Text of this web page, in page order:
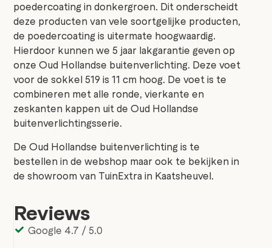
poedercoating in donkergroen. Dit onderscheidt
deze producten van vele soortgelijke producten,
de poedercoating is uitermate hoogwaardig.
Hierdoor kunnen we 5 jaar lakgarantie geven op
onze Oud Hollandse buitenverlichting. Deze voet
voor de sokkel 519 is 11 cm hoog. De voet is te
combineren met alle ronde, vierkante en
zeskanten kappen uit de Oud Hollandse
buitenverlichtingsserie.
De Oud Hollandse buitenverlichting is te
bestellen in de webshop maar ook te bekijken in
de showroom van TuinExtra in Kaatsheuvel.
Reviews
Google 4.7 / 5.0